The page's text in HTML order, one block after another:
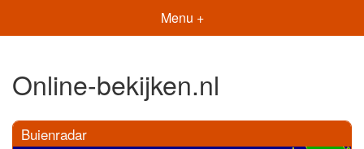
Menu +
Online-bekijken.nl
Buienradar